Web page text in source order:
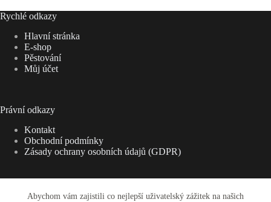
Abychom vám zajistili co nejlepší uživatelský zážitek na našich
Rychlé odkazy
Hlavní stránka
E-shop
Pěstování
Můj účet
Právní odkazy
Kontakt
Obchodní podmínky
Zásady ochrany osobních údajů (GDPR)